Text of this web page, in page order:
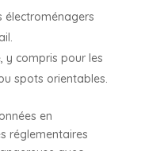
électroménagers
y compris pour les
spots orientables.
en
réglementaires